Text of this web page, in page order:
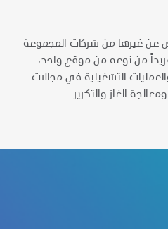
عن غيرها من شركات المجموعة
من نوعه من موقع واحد،
التشغيلية في مجالات
الغاز والتكرير